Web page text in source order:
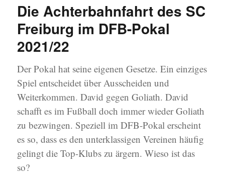
Die Achterbahnfahrt des SC
Freiburg im DFB-Pokal
2021/22
Der Pokal hat seine eigenen Gesetze. Ein einziges
Spiel entscheidet über Ausscheiden und
Weiterkommen. David gegen Goliath. David
schafft es im Fußball doch immer wieder Goliath
zu bezwingen. Speziell im DFB-Pokal erscheint
es so, dass es den unterklassigen Vereinen häufig
gelingt die Top-Klubs zu ärgern. Wieso ist das
so?